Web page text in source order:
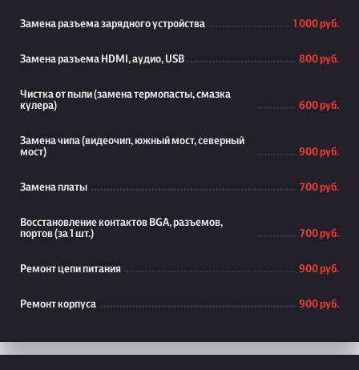
Замена разъема зарядного устройства 1 000 руб.
Замена разъема HDMI, аудио, USB 800 руб.
Чистка от пыли (замена термопасты, смазка
кулера)
600 руб.
Замена чипа (видеочип, южный мост, северный
мост)
900 руб.
Замена платы 700 руб.
Восстановление контактов BGA, разъемов,
портов (за 1 шт.)
700 руб.
Ремонт цепи питания 900 руб.
Ремонт корпуса 900 руб.